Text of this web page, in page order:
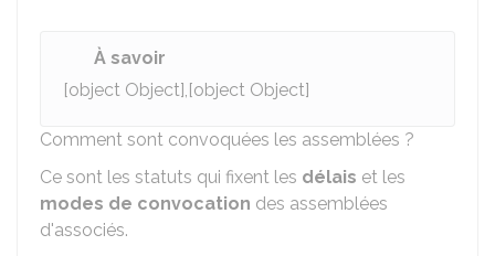
À savoir
[object Object],[object Object]
Comment sont convoquées les assemblées ?
Ce sont les statuts qui fixent les délais et les
modes de convocation des assemblées
d'associés.